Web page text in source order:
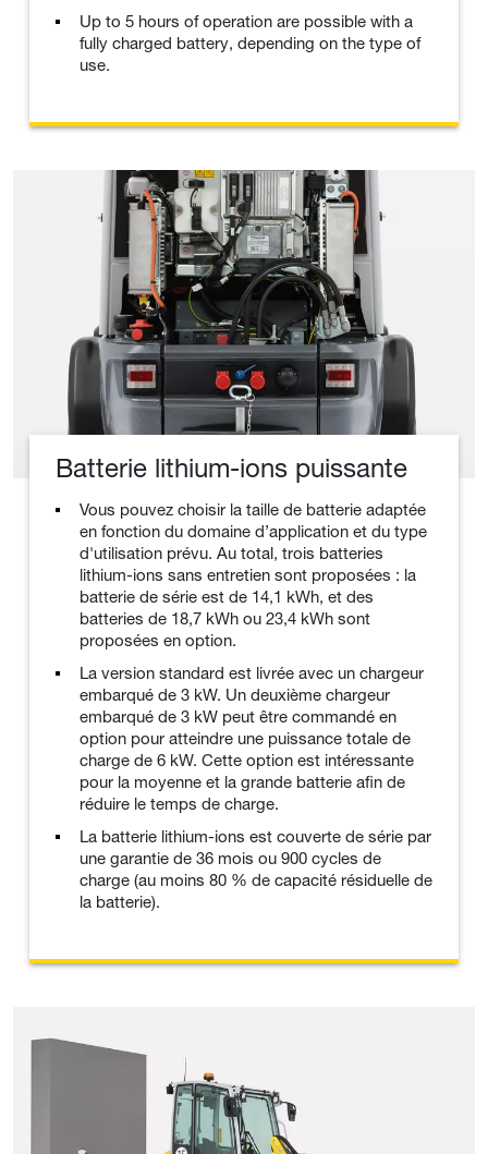
Up to 5 hours of operation are possible with a
fully charged battery, depending on the type of
use.
Batterie lithium-ions puissante
Vous pouvez choisir la taille de batterie adaptée
en fonction du domaine d’application et du type
d'utilisation prévu. Au total, trois batteries
lithium-ions sans entretien sont proposées : la
batterie de série est de 14,1 kWh, et des
batteries de 18,7 kWh ou 23,4 kWh sont
proposées en option.
La version standard est livrée avec un chargeur
embarqué de 3 kW. Un deuxième chargeur
embarqué de 3 kW peut être commandé en
option pour atteindre une puissance totale de
charge de 6 kW. Cette option est intéressante
pour la moyenne et la grande batterie afin de
réduire le temps de charge.
La batterie lithium-ions est couverte de série par
une garantie de 36 mois ou 900 cycles de
charge (au moins 80 % de capacité résiduelle de
la batterie).